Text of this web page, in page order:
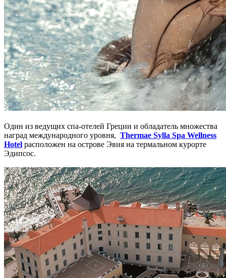
Один из ведущих спа-отелей Греции и обладатель множества
наград международного уровня, Thermae Sylla Spa Wellness
Hotel расположен на острове Эвия на термальном курорте
Эдипсос.